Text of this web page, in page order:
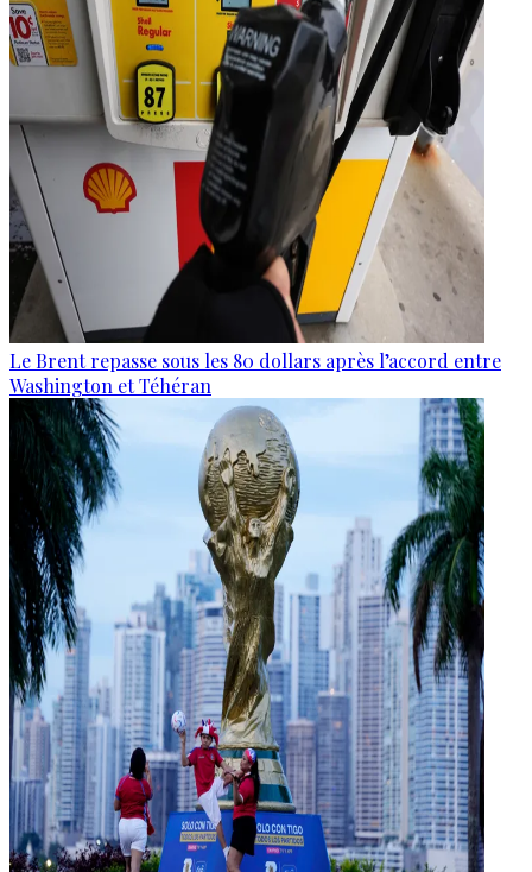
Le Brent repasse sous les 80 dollars après l’accord entre
Washington et Téhéran